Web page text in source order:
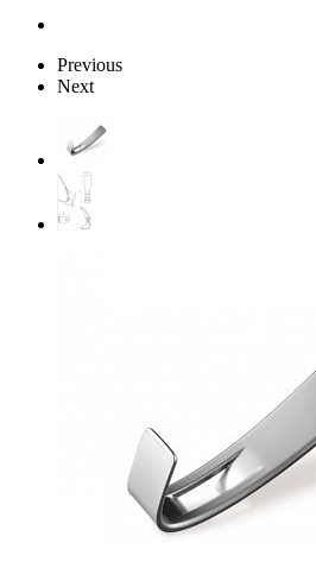
Previous
Next